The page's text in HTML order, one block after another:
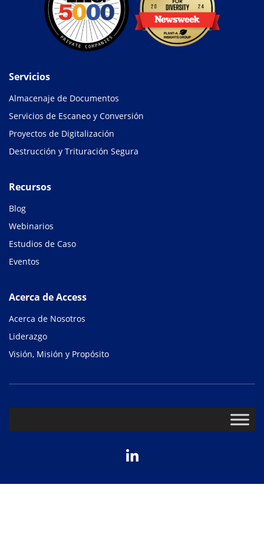
Servicios
Almacenaje de Documentos
Servicios de Escaneo y Conversión
Proyectos de Digitalización
Destrucción y Trituración Segura
Recursos
Blog
Webinarios
Estudios de Caso
Eventos
Acerca de Access
Acerca de Nosotros
Liderazgo
Visión, Misión y Propósito
LinkedIn